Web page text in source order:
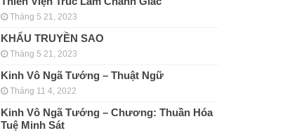
Tháng 5 21, 2023
KHẨU TRUYỀN SAO
Tháng 5 21, 2023
Kinh Vô Ngã Tướng – Thuật Ngữ
Tháng 11 4, 2022
Kinh Vô Ngã Tướng – Chương: Thuần Hóa
Tuệ Minh Sát